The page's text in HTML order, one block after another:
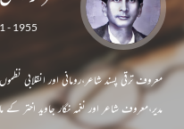
- 1955
معروف ترقی پسند شاعر،رومانی اور انقلابی
مدیر،معروف شاعر اور نغمہ نگار جاوید اختر کے